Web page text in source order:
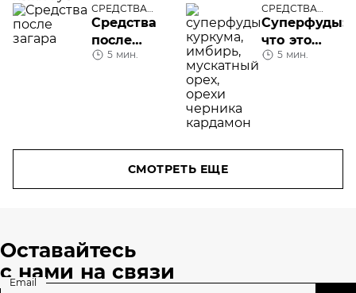
кожи губ
СРЕДСТВА
УХОДА
Средства
после
загара:
5 мин.
СРЕДСТВА
УХОДА
Суперфуды:
что это
такое
5 мин.
СМОТРЕТЬ ЕЩЕ
Оставайтесь
с нами на связи
Email